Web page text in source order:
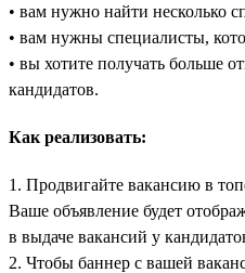
• вам нужно найти несколько
• вам нужны специалисты,
• вы хотите получать больше
кандидатов.
Как реализовать:
1. Продвигайте вакансию в
Ваше объявление будет
в выдаче вакансий у
2. Чтобы баннер с вашей